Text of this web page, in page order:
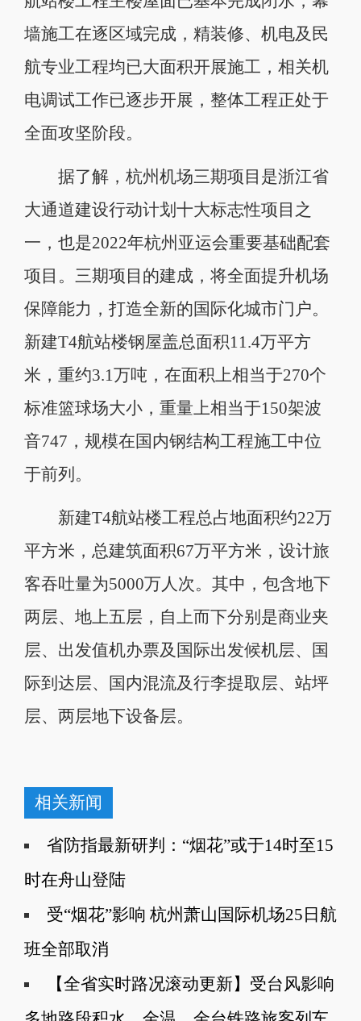
墙施工在逐区域完成，精装修、机电及民
航专业工程均已大面积开展施工，相关机
电调试工作已逐步开展，整体工程正处于
全面攻坚阶段。
据了解，杭州机场三期项目是浙江省
大通道建设行动计划十大标志性项目之
一，也是2022年杭州亚运会重要基础配套
项目。三期项目的建成，将全面提升机场
保障能力，打造全新的国际化城市门户。
新建T4航站楼钢屋盖总面积11.4万平方
米，重约3.1万吨，在面积上相当于270个
标准篮球场大小，重量上相当于150架波
音747，规模在国内钢结构工程施工中位
于前列。
新建T4航站楼工程总占地面积约22万
平方米，总建筑面积67万平方米，设计旅
客吞吐量为5000万人次。其中，包含地下
两层、地上五层，自上而下分别是商业夹
层、出发值机办票及国际出发候机层、国
际到达层、国内混流及行李提取层、站坪
层、两层地下设备层。
相关新闻
省防指最新研判：“烟花”或于14时至15
时在舟山登陆
受“烟花”影响 杭州萧山国际机场25日航
班全部取消
【全省实时路况滚动更新】受台风影响